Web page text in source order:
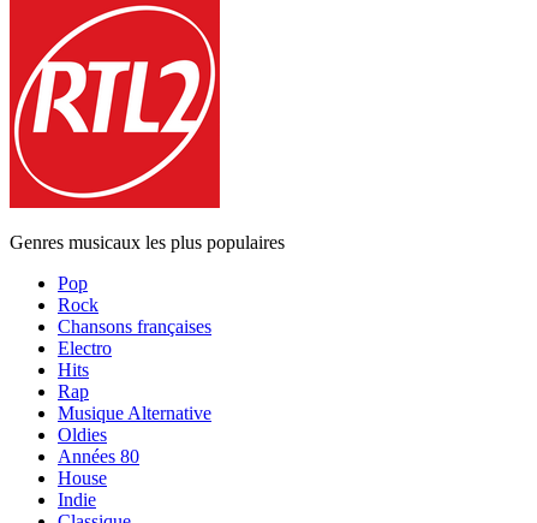
Genres musicaux les plus populaires
Pop
Rock
Chansons françaises
Electro
Hits
Rap
Musique Alternative
Oldies
Années 80
House
Indie